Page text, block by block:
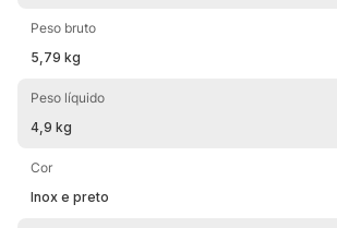
Peso bruto
5,79 kg
Peso líquido
4,9 kg
Cor
Inox e preto